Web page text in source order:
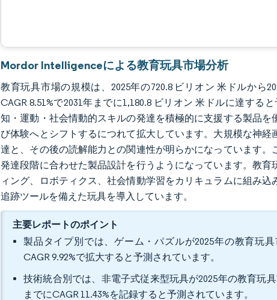
Mordor Intelligenceによる教育玩具市場分析
教育玩具市場の規模は、2025年の720.8 ビリオン 米ドルから
CAGR 8.51%で2031年までに1,180.8 ビリオン 米ドルに達す
知・運動・社会情動的スキルの発達を積極的に支援する製品
び体験へとシフトするにつれて拡大しています。大規模な神
達と、その後の読解能力との関連性が明らかになっています
発達段階に合わせた製品設計を行うようになっています。教
ィング、ロボティクス、社会情動学習をカリキュラムに組み
追跡ツールを備えた玩具を導入しています。
主要レポートのポイント
製品タイプ別では、ゲーム・パズルが2025年の教育玩
CAGR 9.92%で拡大すると予測されています。
技術統合別では、非電子式従来型玩具が2025年の教育玩
までにCAGR 11.43%を記録すると予測されています。